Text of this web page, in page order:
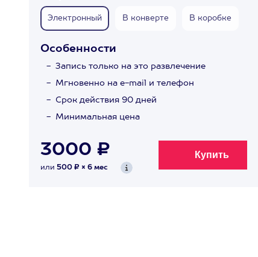
Электронный В конверте В коробке
Особенности
Запись только на это развлечение
Мгновенно на e-mail и телефон
Срок действия 90 дней
Минимальная цена
3000 ₽
или 500 ₽ × 6 мес